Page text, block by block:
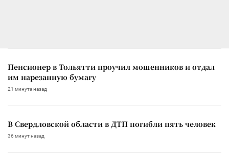
Пенсионер в Тольятти проучил мошенников и отдал
им нарезанную бумагу
21 минута назад
В Свердловской области в ДТП погибли пять человек
36 минут назад